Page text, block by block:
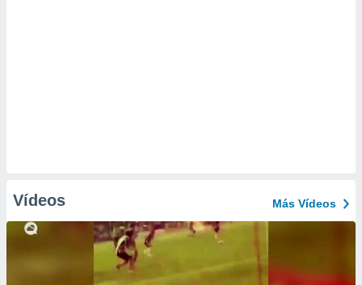
Vídeos Más Vídeos